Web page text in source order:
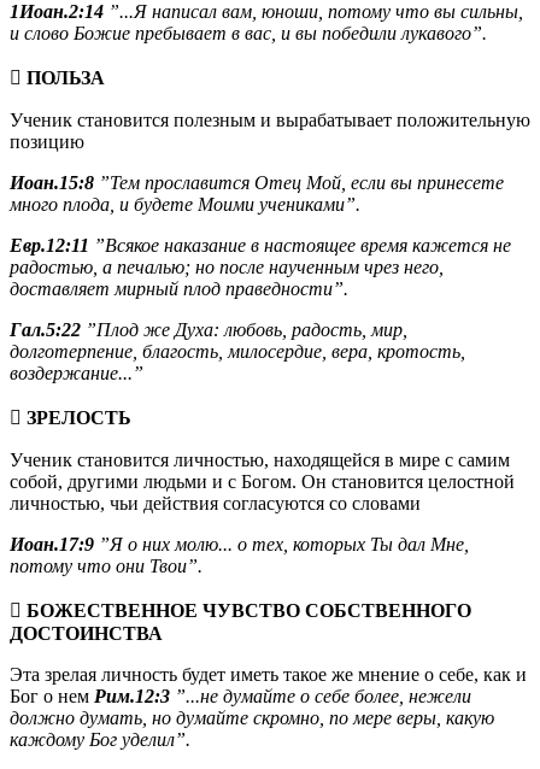
1Иоан.2:14 ”...Я написал вам, юноши, потому что вы сильны,
и слово Божие пребывает в вас, и вы победили лукавого”.
 ПОЛЬЗА
Ученик становится полезным и вырабатывает положительную
позицию
Иоан.15:8 ”Тем прославится Отец Мой, если вы принесете
много плода, и будете Моими учениками”.
Евр.12:11 ”Всякое наказание в настоящее время кажется не
радостью, а печалью; но после наученным чрез него,
доставляет мирный плод праведности”.
Гал.5:22 ”Плод же Духа: любовь, радость, мир,
долготерпение, благость, милосердие, вера, кротость,
воздержание...”
 ЗРЕЛОСТЬ
Ученик становится личностью, находящейся в мире с самим
собой, другими людьми и с Богом. Он становится целостной
личностью, чьи действия согласуются со словами
Иоан.17:9 ”Я о них молю... о тех, которых Ты дал Мне,
потому что они Твои”.
 БОЖЕСТВЕННОЕ ЧУВСТВО СОБСТВЕННОГО
ДОСТОИНСТВА
Эта зрелая личность будет иметь такое же мнение о себе, как и
Бог о нем Рим.12:3 ”...не думайте о себе более, нежели
должно думать, но думайте скромно, по мере веры, какую
каждому Бог уделил”.